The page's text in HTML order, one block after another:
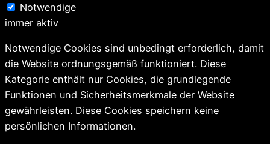
Notwendige
immer aktiv
Notwendige Cookies sind unbedingt erforderlich, damit
die Website ordnungsgemäß funktioniert. Diese
Kategorie enthält nur Cookies, die grundlegende
Funktionen und Sicherheitsmerkmale der Website
gewährleisten. Diese Cookies speichern keine
persönlichen Informationen.